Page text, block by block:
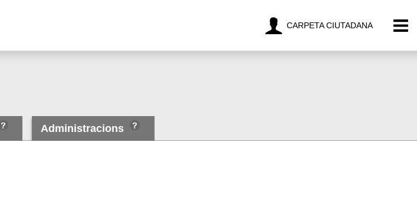
CARPETA CIUTADANA
Administracions